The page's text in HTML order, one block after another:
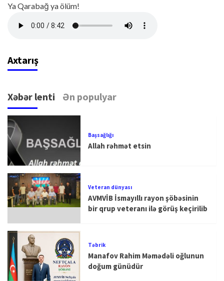
Ya Qarabağ ya ölüm!
Axtarış
Xəbər lenti Ən populyar
Başsağlığı
Allah rəhmət etsin
Veteran dünyası
AVMVİB İsmayıllı rayon şöbəsinin
bir qrup veteranı ilə görüş keçirilib
Təbrik
Manafov Rahim Məmədəli oğlunun
doğum günüdür